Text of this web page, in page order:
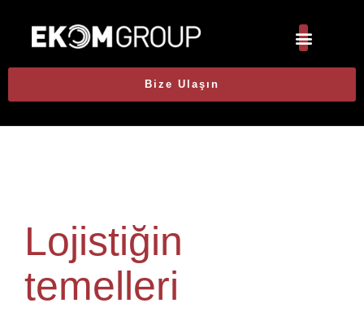
Bize Ulaşın
Lojistiğin
temelleri